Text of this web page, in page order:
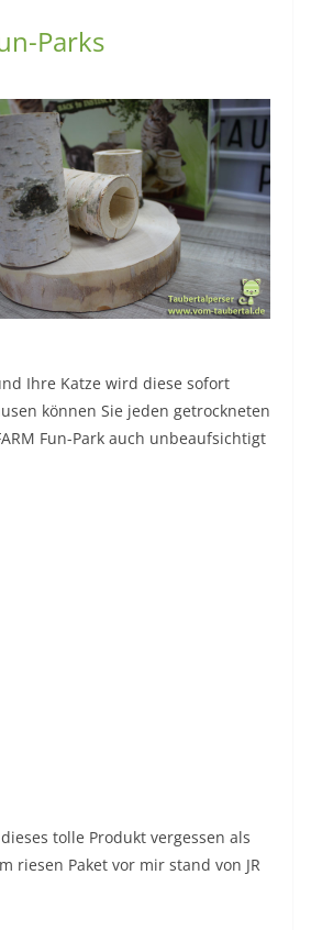
Parks
Ihre Katze wird diese sofort
können Sie jeden getrockneten
Fun-Park auch unbeaufsichtigt
tolle Produkt vergessen als
riesen Paket vor mir stand von JR